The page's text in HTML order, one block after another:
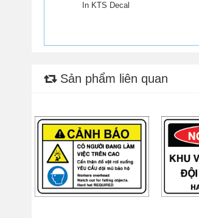
In KTS Decal
Sản phẩm liên quan